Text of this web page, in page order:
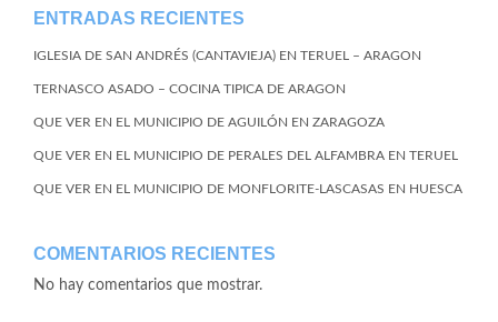
ENTRADAS RECIENTES
IGLESIA DE SAN ANDRÉS (CANTAVIEJA) EN TERUEL – ARAGON
TERNASCO ASADO – COCINA TIPICA DE ARAGON
QUE VER EN EL MUNICIPIO DE AGUILÓN EN ZARAGOZA
QUE VER EN EL MUNICIPIO DE PERALES DEL ALFAMBRA EN TERUEL
QUE VER EN EL MUNICIPIO DE MONFLORITE-LASCASAS EN HUESCA
COMENTARIOS RECIENTES
No hay comentarios que mostrar.